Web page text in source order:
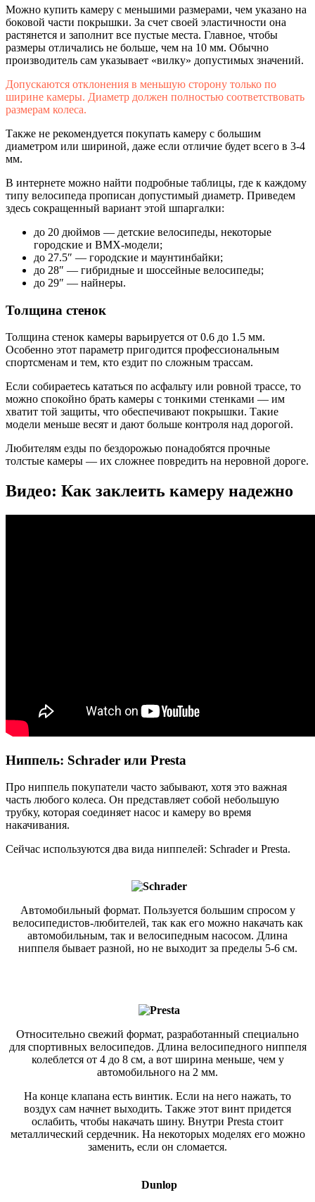
Можно купить камеру с меньшими размерами, чем указано на
боковой части покрышки. За счет своей эластичности она
растянется и заполнит все пустые места. Главное, чтобы
размеры отличались не больше, чем на 10 мм. Обычно
производитель сам указывает «вилку» допустимых значений.
Допускаются отклонения в меньшую сторону только по
ширине камеры. Диаметр должен полностью соответствовать
размерам колеса.
Также не рекомендуется покупать камеру с большим
диаметром или шириной, даже если отличие будет всего в 3-4
мм.
В интернете можно найти подробные таблицы, где к каждому
типу велосипеда прописан допустимый диаметр. Приведем
здесь сокращенный вариант этой шпаргалки:
до 20 дюймов — детские велосипеды, некоторые
городские и BMX-модели;
до 27.5″ — городские и маунтинбайки;
до 28″ — гибридные и шоссейные велосипеды;
до 29″ — найнеры.
Толщина стенок
Толщина стенок камеры варьируется от 0.6 до 1.5 мм.
Особенно этот параметр пригодится профессиональным
спортсменам и тем, кто ездит по сложным трассам.
Если собираетесь кататься по асфальту или ровной трассе, то
можно спокойно брать камеры с тонкими стенками — им
хватит той защиты, что обеспечивают покрышки. Такие
модели меньше весят и дают больше контроля над дорогой.
Любителям езды по бездорожью понадобятся прочные
толстые камеры — их сложнее повредить на неровной дороге.
Видео: Как заклеить камеру надежно
Ниппель: Schrader или Presta
Про ниппель покупатели часто забывают, хотя это важная
часть любого колеса. Он представляет собой небольшую
трубку, которая соединяет насос и камеру во время
накачивания.
Сейчас используются два вида ниппелей: Schrader и Presta.
Автомобильный формат. Пользуется большим спросом у
велосипедистов-любителей, так как его можно накачать как
автомобильным, так и велосипедным насосом. Длина
ниппеля бывает разной, но не выходит за пределы 5-6 см.
Относительно свежий формат, разработанный специально
для спортивных велосипедов. Длина велосипедного ниппеля
колеблется от 4 до 8 см, а вот ширина меньше, чем у
автомобильного на 2 мм.
На конце клапана есть винтик. Если на него нажать, то
воздух сам начнет выходить. Также этот винт придется
ослабить, чтобы накачать шину. Внутри Presta стоит
металлический сердечник. На некоторых моделях его можно
заменить, если он сломается.
Dunlop